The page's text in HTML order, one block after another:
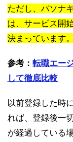
ただし、パソナ
は、サービス開
決まっています。
参考： 転職エー
して徹底比較
以前登録した時
れば、登録後一
が経過している